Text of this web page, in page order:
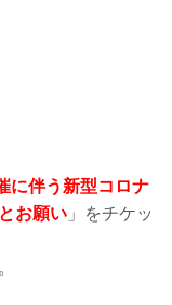
に伴う新型コロナ
お願い 」をチケッ